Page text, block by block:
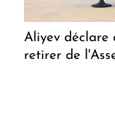
Aliyev déclare
retirer de